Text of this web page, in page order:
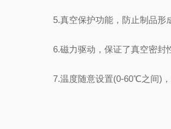
5.真空保护功能，防止制品形成
6.磁力驱动，保证了真空密封性
7.温度随意设置(0-60℃之间)，